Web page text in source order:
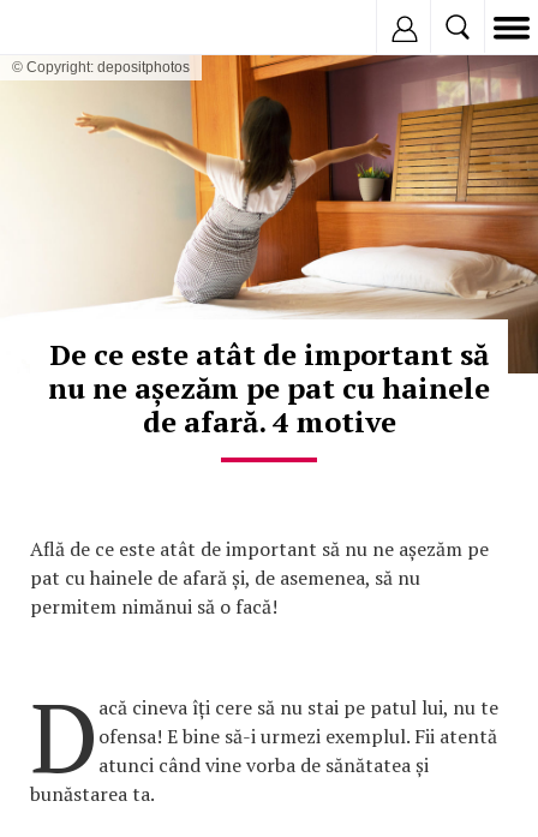
© Copyright: depositphotos
De ce este atât de important să
nu ne așezăm pe pat cu hainele
de afară. 4 motive
Află de ce este atât de important să nu ne așezăm pe
pat cu hainele de afară și, de asemenea, să nu
permitem nimănui să o facă!
D acă cineva îți cere să nu stai pe patul lui, nu te
ofensa! E bine să-i urmezi exemplul. Fii atentă
atunci când vine vorba de sănătatea și
bunăstarea ta.